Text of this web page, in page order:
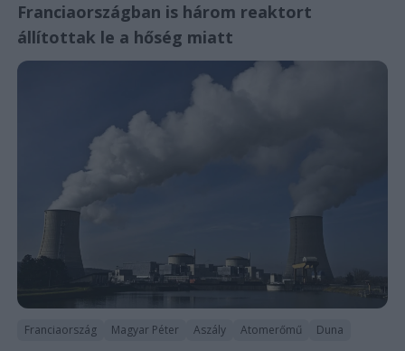
Franciaországban is három reaktort
állítottak le a hőség miatt
Franciaország Magyar Péter Aszály Atomerőmű Duna